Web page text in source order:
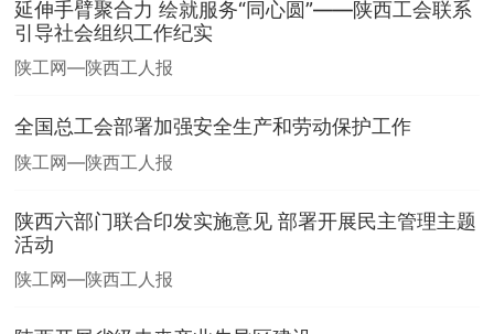
延伸手臂聚合力 绘就服务“同心圆”——陕西工会联系
引导社会组织工作纪实
陕工网—陕西工人报
全国总工会部署加强安全生产和劳动保护工作
陕工网—陕西工人报
陕西六部门联合印发实施意见 部署开展民主管理主题
活动
陕工网—陕西工人报